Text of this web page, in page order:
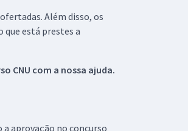
Além disso, os
que está prestes a
CNU com a nossa ajuda.
aprovação no concurso